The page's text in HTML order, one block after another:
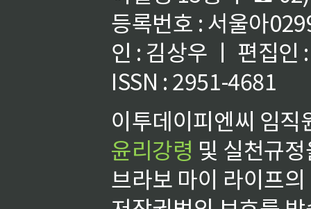
등록번호 : 서울아
인 : 김상우 ㅣ 편집인
ISSN : 2951-4681
이투데이피엔씨 임
윤리강령 및 실천규
브라보 마이 라이프